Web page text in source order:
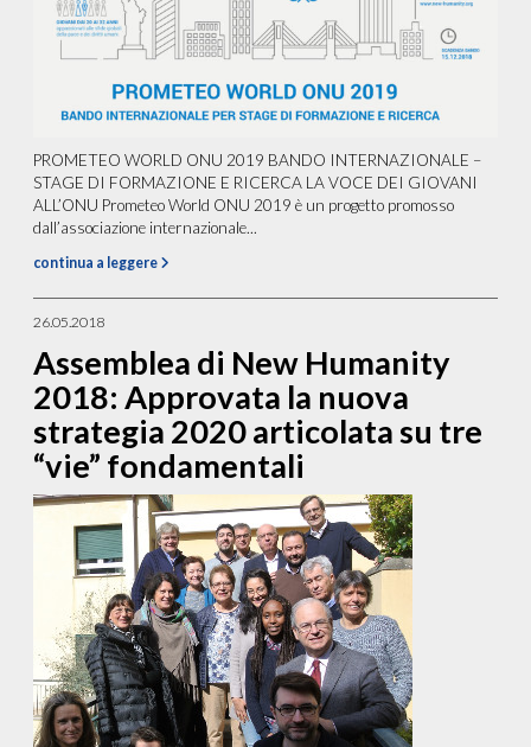
PROMETEO WORLD ONU 2019 BANDO INTERNAZIONALE –
STAGE DI FORMAZIONE E RICERCA LA VOCE DEI GIOVANI
ALL’ONU Prometeo World ONU 2019 è un progetto promosso
dall’associazione internazionale...
continua a leggere
26.05.2018
Assemblea di New Humanity
2018: Approvata la nuova
strategia 2020 articolata su tre
“vie” fondamentali